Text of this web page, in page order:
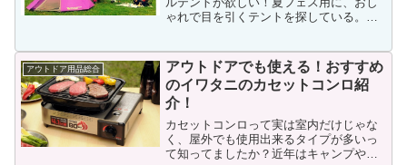
ゃれで目を引くテントを探している。最
テントを使っているけれど、「もっと設
営がラクなテントにしたい...
アウトドア用品総合
アウトドアでも使える！おすすめ
のイワタニのカセットコンロ紹
介！
カセットコンロって実は室内だけじゃな
く、屋外でも使用出来るタイプが多いっ
て知ってましたか？近年はキャンプやバ